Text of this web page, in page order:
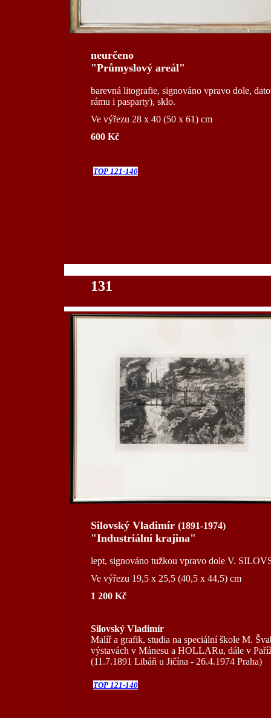
neurčeno
"Průmyslový areál"
barevná litografie, signováno vpravo dole,
rámu i pasparty), sklo.
Ve výřezu 28 x 40 (50 x 61) cm
600 Kč
TOP 121-140
131
Silovský Vladimír (1891-1974)
"Industriální krajina"
lept, signováno tužkou vpravo dole V.
Ve výřezu 19,5 x 25,5 (40,5 x 44,5) cm
1 200 Kč
Silovský Vladimír
Malíř a grafik, studia na speciální škole M.
výstavách v Mánesu a HOLLARu, dále v
(11.7.1891 Libáň u Jičína - 26.4.1974 Praha)
TOP 121-140